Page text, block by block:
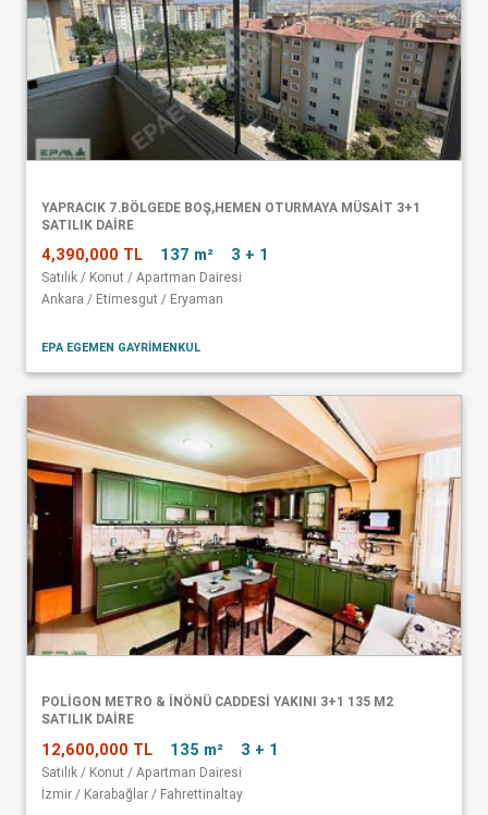
YAPRACIK 7.BÖLGEDE BOŞ,HEMEN OTURMAYA MÜSAİT 3+1
SATILIK DAİRE
4,390,000 TL 137 m² 3 + 1
Satılık / Konut / Apartman Dairesi
Ankara / Etimesgut / Eryaman
EPA EGEMEN GAYRİMENKUL
POLİGON METRO & İNÖNÜ CADDESİ YAKINI 3+1 135 M2
SATILIK DAİRE
12,600,000 TL 135 m² 3 + 1
Satılık / Konut / Apartman Dairesi
İzmir / Karabağlar / Fahrettinaltay